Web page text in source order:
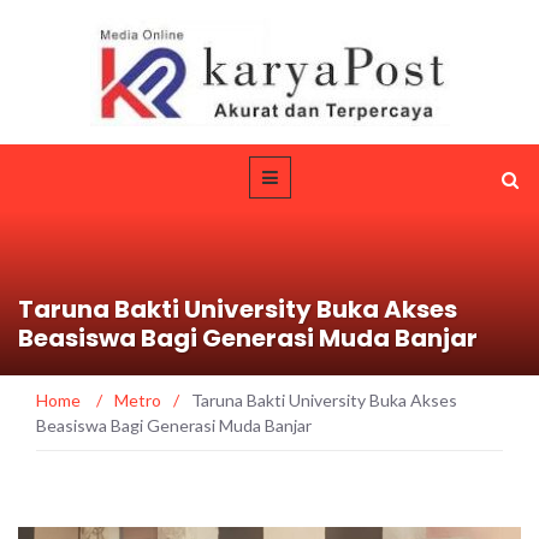
Taruna Bakti University Buka Akses
Beasiswa Bagi Generasi Muda Banjar
Home / Metro /
Taruna Bakti University Buka Akses
Beasiswa Bagi Generasi Muda Banjar